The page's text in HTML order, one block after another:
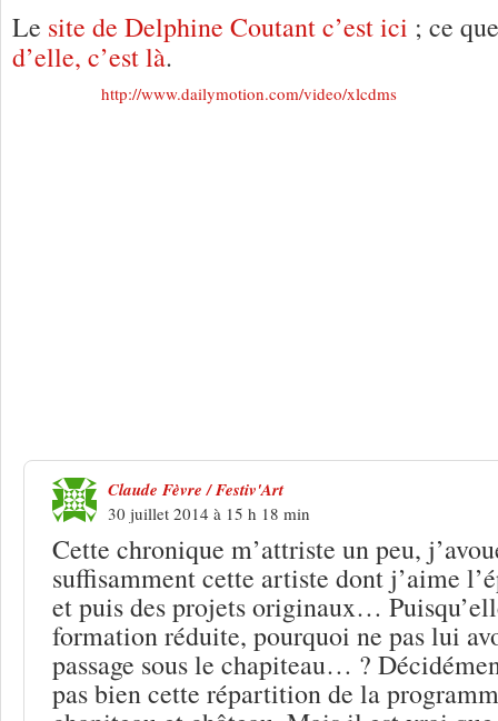
Le site de Delphine Coutant c’est ici ; ce
d’elle, c’est là.
http://www.dailymotion.com/video/xlcdms
Claude Fèvre / Festiv'Art
30 juillet 2014 à 15 h 18 min
Cette chronique m’attriste un peu,
suffisamment cette artiste dont j’aime
et puis des projets originaux…
formation réduite, pourquoi ne pas lui
passage sous le chapiteau… ?
pas bien cette répartition de la